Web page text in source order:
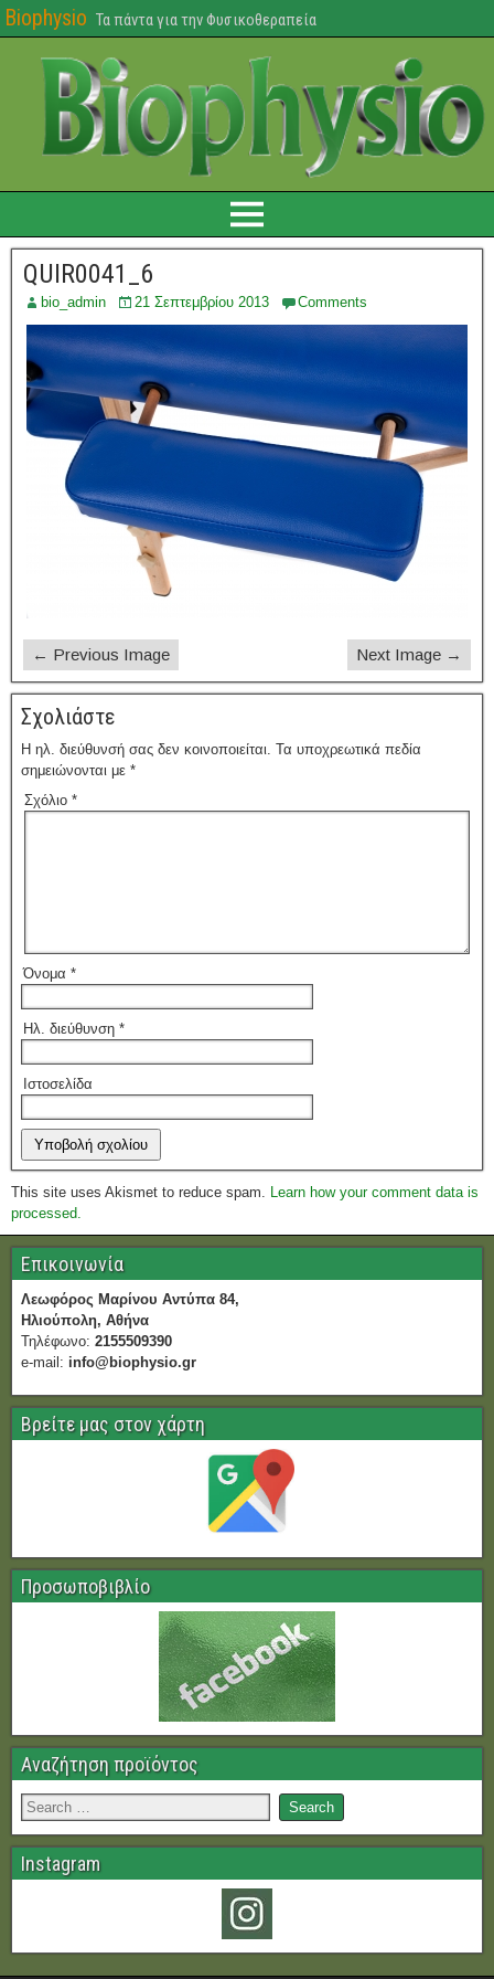
Biophysio Τα πάντα για την Φυσικοθεραπεία
QUIR0041_6
bio_admin 21 Σεπτεμβρίου 2013 Comments
← Previous Image Next Image →
Σχολιάστε
Η ηλ. διεύθυνσή σας δεν κοινοποιείται. Τα υποχρεωτικά πεδία
σημειώνονται με *
Σχόλιο *
Όνομα *
Ηλ. διεύθυνση *
Ιστοσελίδα
This site uses Akismet to reduce spam. Learn how your comment data is
processed.
Επικοινωνία
Λεωφόρος Μαρίνου Αντύπα 84,
Ηλιούπολη, Αθήνα
Τηλέφωνο: 2155509390
e-mail: info@biophysio.gr
Βρείτε μας στον χάρτη
Προσωποβιβλίο
Αναζήτηση προϊόντος
Instagram